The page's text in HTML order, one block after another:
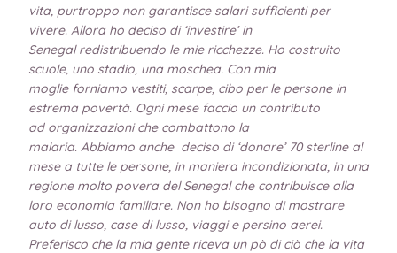
vita, purtroppo non garantisce salari sufficienti per
vivere. Allora ho deciso di ‘investire’ in
Senegal redistribuendo le mie ricchezze. Ho costruito
scuole, uno stadio, una moschea. Con mia
moglie forniamo vestiti, scarpe, cibo per le persone in
estrema povertà. Ogni mese faccio un contributo
ad organizzazioni che combattono la
malaria. Abbiamo anche deciso di ‘donare’ 70 sterline al
mese a tutte le persone, in maniera incondizionata, in una
regione molto povera del Senegal che contribuisce alla
loro economia familiare. Non ho bisogno di mostrare
auto di lusso, case di lusso, viaggi e persino aerei.
Preferisco che la mia gente riceva un pò di ciò che la vita